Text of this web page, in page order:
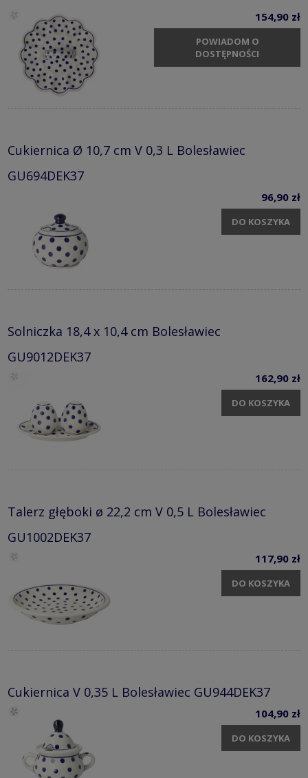
154,90 zł
POWIADOM O
DOSTĘPNOŚCI
Cukiernica Ø 10,7 cm V 0,3 L Bolesławiec
GU694DEK37
96,90 zł
DO KOSZYKA
Solniczka 18,4 x 10,4 cm Bolesławiec
GU9012DEK37
162,90 zł
DO KOSZYKA
Talerz głęboki ø 22,2 cm V 0,5 L Bolesławiec
GU1002DEK37
117,90 zł
DO KOSZYKA
Cukiernica V 0,35 L Bolesławiec GU944DEK37
104,90 zł
DO KOSZYKA